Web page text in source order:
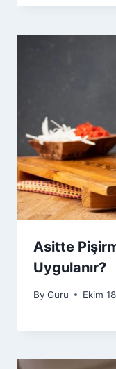
Asitte
Uygulanır?
By Guru Ekim